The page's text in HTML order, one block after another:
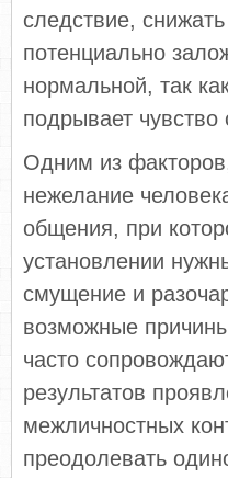
следствие,
потенциально
нормальной, так
подрывает чувство
Одним из
нежелание
общения, при
установлении
смущение и
возможные
часто
результатов
межличностных
преодолевать